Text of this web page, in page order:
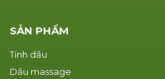
SẢN PHẨM
Tinh dầu
Dầu massage